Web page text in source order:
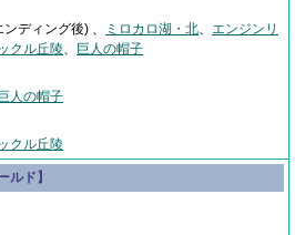
ンディング後) 、 ミロカロ湖・北、 エンジンリ
クル丘陵、
巨人の帽子
巨人の帽子
クル丘陵
ルド】